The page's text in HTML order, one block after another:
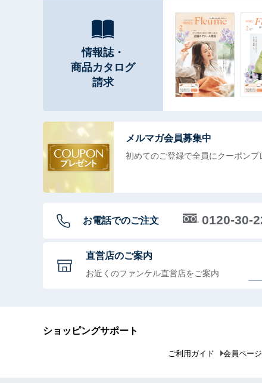
情報誌・
商品カタログ
請求
メルマガ会員募集中
初めてのご登録で全員にクーポンプ
お電話でのご注文 0120-30-
直営店のご案内
お近くのファンケル直営店をご案内
ショッピングサポート
ご利用ガイド 会員ページ